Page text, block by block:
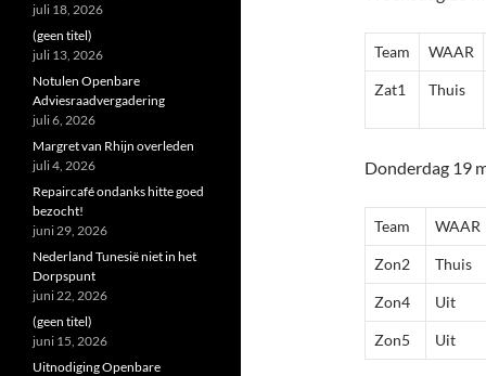
Team WAAR
Zat1 Thuis
Donderdag 19
Team WAAR
Zon2 Thuis
Zon4 Uit
Zon5 Uit
juli 18, 2026
(geen titel)
juli 13, 2026
Notulen Openbare
Adviesraadvergadering
juli 6, 2026
Margret van Rhijn overleden
juli 4, 2026
Repaircafé ondanks hitte goed
bezocht!
juni 29, 2026
Nederland Tunesië niet in het
Dorpspunt
juni 22, 2026
(geen titel)
juni 15, 2026
Uitnodiging Openbare